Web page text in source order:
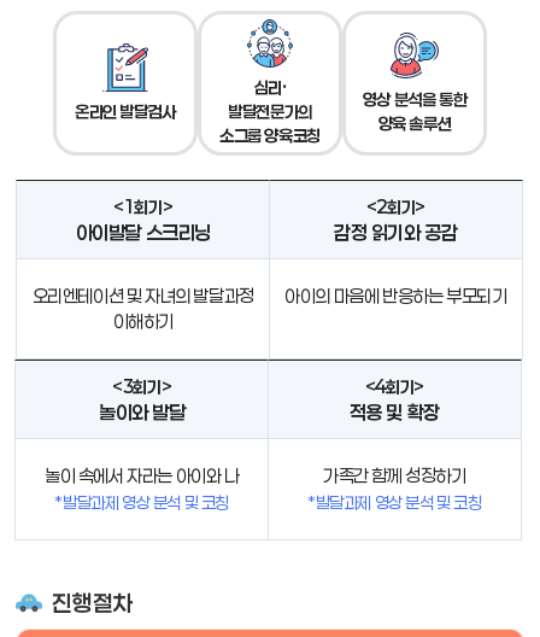
온라인 발달검사
심리·
발달전문가의
소그룹 양육코칭
영상 분석을 통한
양육 솔루션
<1회기>
아이발달 스크리닝
오리엔테이션 및 자녀의 발달과정
이해하기
<2회기>
감정 읽기와 공감
아이의 마음에 반응하는 부모되기
<3회기>
놀이와 발달
놀이 속에서 자라는 아이와 나
*발달과제 영상 분석 및 코칭
<4회기>
적용 및 확장
가족간 함께 성장하기
*발달과제 영상 분석 및 코칭
진행절차